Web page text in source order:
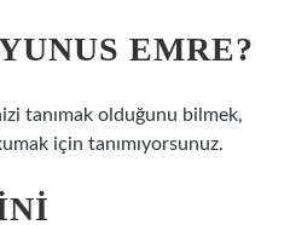
EMRE?
tanımak olduğunu bilmek,
için tanımıyorsunuz.